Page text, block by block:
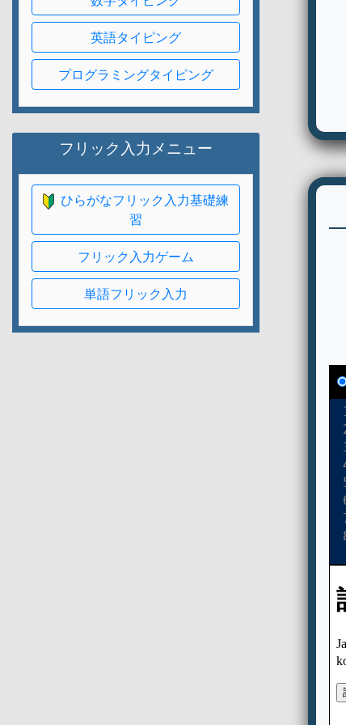
英語タイピング
プログラミングタイピング
フリック入力メニュー
ひらがなフリック入力基礎練
習
フリック入力ゲーム
単語フリック入力